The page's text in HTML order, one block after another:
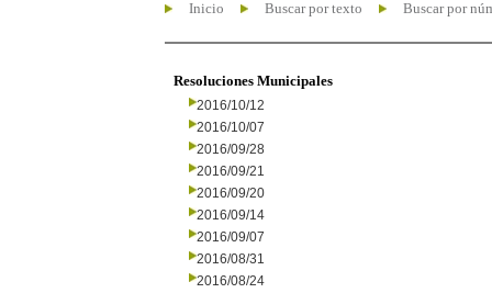
Inicio Buscar por texto Buscar por
Resoluciones Municipales
2016/10/12
2016/10/07
2016/09/28
2016/09/21
2016/09/20
2016/09/14
2016/09/07
2016/08/31
2016/08/24